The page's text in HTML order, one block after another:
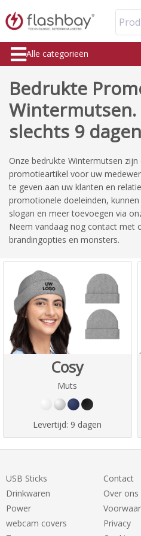
Alle categorieën
Bedrukte
Wintermutsen.
slechts 9
Onze bedrukte Wintermutsen
promotieartikel voor uw
te geven aan uw klanten en
promotionele doeleinden,
slogan en meer toevoegen via
Neem vandaag nog contact met
brandingopties en monsters.
Cosy
Muts
Levertijd: 9 dagen
USB Sticks
Drinkwaren
Power
webcam covers
Contact
Over ons
Privacy